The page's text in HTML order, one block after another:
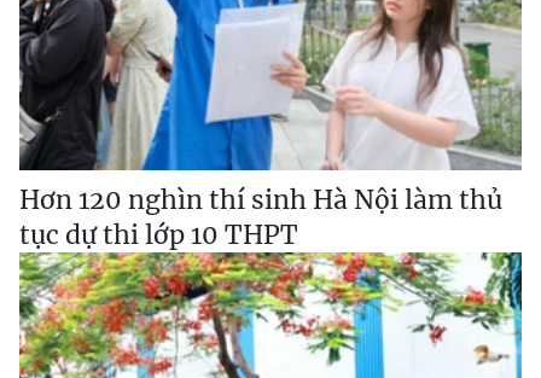
Hơn 120 nghìn thí sinh Hà Nội làm thủ
tục dự thi lớp 10 THPT